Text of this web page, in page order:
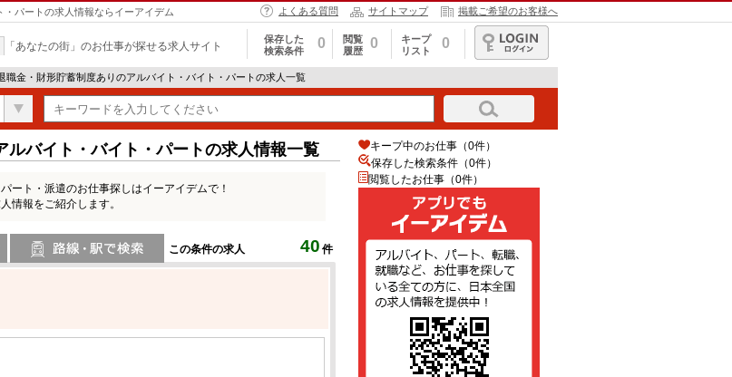
パートの求人情報ならイーアイデム よくある質問 サイトマップ 掲載ご希望のお客様へ
「あなたの街」のお仕事が探せる求人サイト
保存した
検索条件
0
閲覧
履歴
0
キープ
リスト
0
ログイン
職金・財形貯蓄制度ありのアルバイト・バイト・パートの求人一覧
バイト・バイト・パートの求人情報一覧
ート・派遣のお仕事探しはイーアイデムで！
情報をご紹介します。
この条件の求人 40 件
キープ中のお仕事（0件）
保存した検索条件（0件）
閲覧したお仕事（0件）